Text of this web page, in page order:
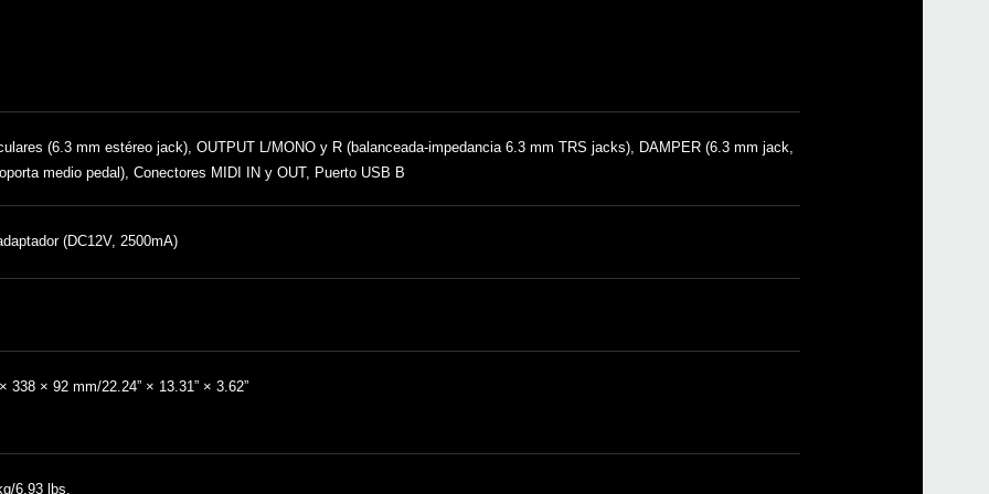
(6.3 mm estéreo jack), OUTPUT L/MONO y R (balanceada-impedancia 6.3 mm TRS jacks), DAMPER (6.3 mm jack,
medio pedal), Conectores MIDI IN y OUT, Puerto USB B
(DC12V, 2500mA)
338 × 92 mm/22.24” × 13.31” × 3.62”
6.93 lbs.